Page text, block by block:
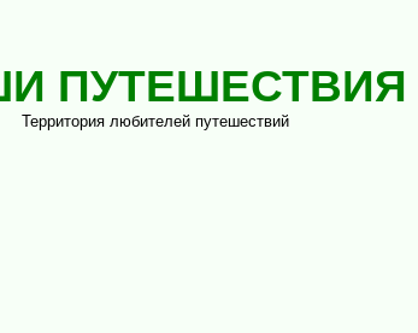
ПУТЕШЕСТВИЯ
Территория любителей путешествий